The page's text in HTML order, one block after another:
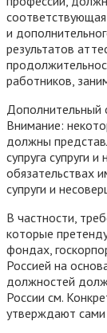
и
результатов
работников,
Дополнительный
Внимание:
должны
супруга супруги
обязательствах
супруги и
В частности,
которые
фондах,
Россией на
должностей
России см.
утверждают сами